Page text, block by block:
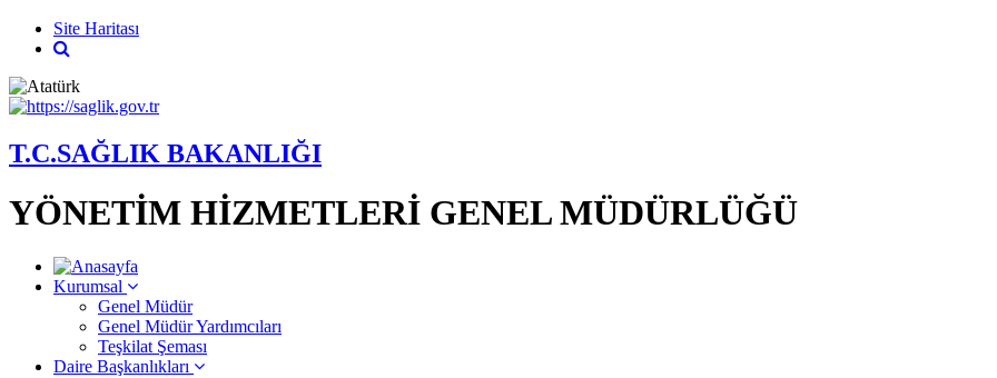
Site Haritası
T.C.SAĞLIK BAKANLIĞI
YÖNETİM HİZMETLERİ GENEL MÜDÜRLÜĞÜ
Kurumsal
Genel Müdür
Genel Müdür Yardımcıları
Teşkilat Şeması
Daire Başkanlıkları